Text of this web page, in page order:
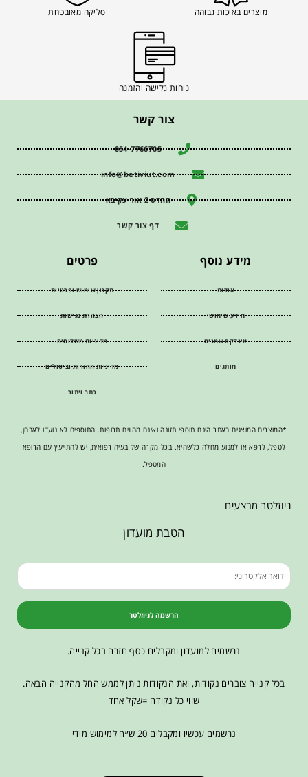
מוצרים באיכות גבוהה סליקה מאובטחת
נוחות גלישה והזמנה
צור קשר
054-7766705
info@betiviut.com
ההדס 2 אור עקיבא
דף צור קשר
מידע נוסף
אודות
מידע שימושי
אינדקס שמנים
מותגים
פרטים
תקנון שימוש ופרטיות
הצהרת נגישות
מדיניות משלוחים
מדיניות החזרות וביטולים
כתב ויתור
*המוצרים המוצגים באתר הינם תוספי תזונה ואינם מהווים תרופות. התוספים לא נועדו לאבחן,
לטפל, לרפא או למנוע מחלה כלשהיא. בכל מקרה של בעיה רפואית, יש להתייעץ עם הרופא
המטפל.
ניוזלטר מבצעים
הטבת מועדון
הרשמה לניוזלטר
נרשמים למועדון ומקבלים כסף חזרה בכל קנייה.
בכל קנייה צוברים נקודות, ואת הנקודות ניתן לממש החל מהקנייה הבאה.
שווי כל נקודה =שקל אחד
נרשמים עכשיו ומקבלים 20 ש״ח למימוש מידי